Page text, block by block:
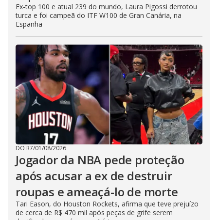
Ex-top 100 e atual 239 do mundo, Laura Pigossi derrotou
turca e foi campeã do ITF W100 de Gran Canária, na
Espanha
DO R7/01/08/2026
Jogador da NBA pede proteção
após acusar a ex de destruir
roupas e ameaçá-lo de morte
Tari Eason, do Houston Rockets, afirma que teve prejuízo
de cerca de R$ 470 mil após peças de grife serem